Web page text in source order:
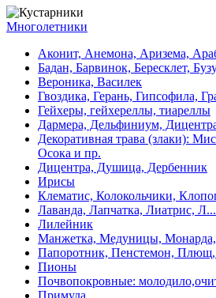
Многолетники
Аконит, Анемона, Аризема,
Бадан, Барвинок, Бересклет,
Вероника, Василек
Гвоздика, Герань, Гипсофила,
Гейхеры, гейхереллы, тиареллы
Дармера, Дельфиниум,
Декоративная трава (злаки):
Осока и пр.
Дицентра, Душица, Дербенник
Ирисы
Клематис, Колокольчики,
Лаванда, Лапчатка, Лиатрис, Л...
Лилейник
Манжетка, Медуницы,
Папоротник, Пенстемон,
Пионы
Почвопокровные:
Примула